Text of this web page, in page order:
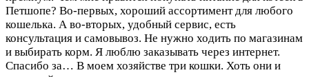
Петшопе? Во-первых, хороший ассортимент для любого
кошелька. А во-вторых, удобный сервис, есть
консультация и самовывоз. Не нужно ходить по магазинам
и выбирать корм. Я люблю заказывать через интернет.
Спасибо за… В моем хозяйстве три кошки. Хоть они и